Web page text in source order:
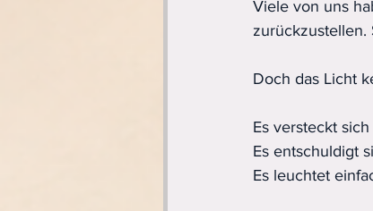
Viele von uns
zurückzustellen.
Doch das Licht
Es versteckt
Es entschuldigt
Es leuchtet